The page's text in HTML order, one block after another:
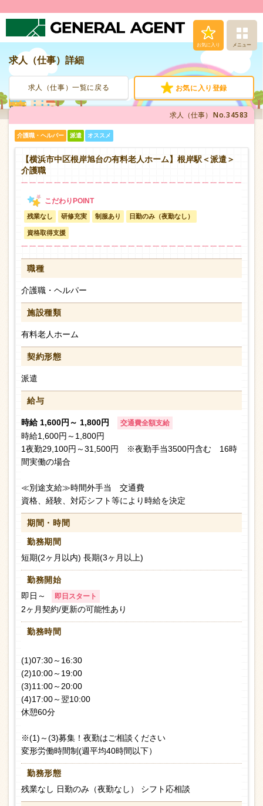
お気に入り メニュー
人材派遣サービス
転職支援サービス
登録から就業まで
お問い合わせ
求人（仕事）詳細
求人（仕事）一覧に戻る お気に入り登録
求人（仕事） No.34583
介護職・ヘルパー 派遣 オススメ
【横浜市中区根岸旭台の有料老人ホーム】根岸駅＜派遣＞
介護職
残業なし 研修充実 制服あり 日勤のみ（夜勤なし）
資格取得支援
職種
介護職・ヘルパー
施設種類
有料老人ホーム
契約形態
派遣
給与
時給 1,600円～ 1,800円 交通費全額支給
時給1,600円～1,800円
1夜勤29,100円～31,500円 ※夜勤手当3500円含む 16時
間実働の場合
≪別途支給≫時間外手当 交通費
資格、経験、対応シフト等により時給を決定
期間・時間
勤務期間
短期(2ヶ月以内) 長期(3ヶ月以上)
勤務開始
即日～
即日スタート
2ヶ月契約/更新の可能性あり
勤務時間
(1)07:30～16:30
(2)10:00～19:00
(3)11:00～20:00
(4)17:00～翌10:00
休憩60分
※(1)～(3)募集！夜勤はご相談ください
変形労働時間制(週平均40時間以下）
勤務形態
残業なし 日勤のみ（夜勤なし） シフト応相談